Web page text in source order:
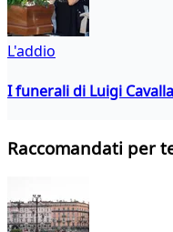
L'addio
I funerali di Luigi
Raccomandati per